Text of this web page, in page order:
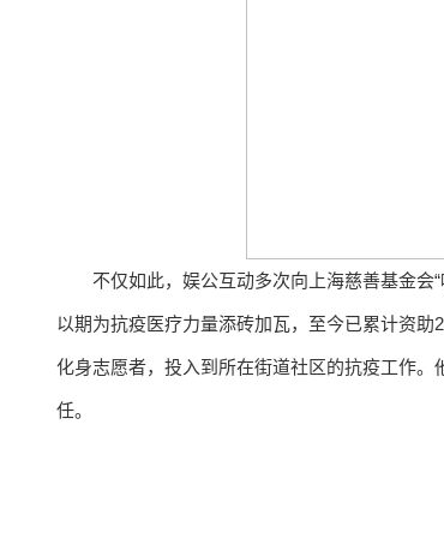
不仅如此，娱公互动多次向上海慈善基金会
以期为抗疫医疗力量添砖加瓦，至今已累计资
化身志愿者，投入到所在街道社区的抗疫工作
任。